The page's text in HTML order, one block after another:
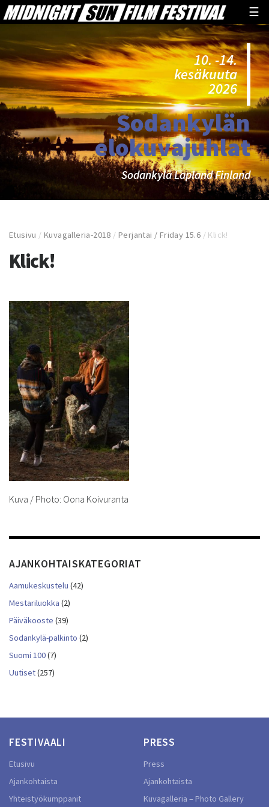
☰
10. -14.
kesäkuuta
2026
Sodankylän
elokuvajuhlat
Sodankylä Lapland Finland
Etusivu /Kuvagalleria-2018 /Perjantai / Friday 15.6 / Klick!
Klick!
Kuva / Photo: Oona Koivuranta
AJANKOHTAISKATEGORIAT
Aamukeskustelu (42)
Mestariluokka (2)
Päiväkooste (39)
Sodankylä-palkinto (2)
Suomi 100(7)
Uutiset(257)
FESTIVAALI
Etusivu
Ajankohtaista
Yhteistyökumppanit
PRESS
Press
Ajankohtaista
Kuvagalleria – Photo Gallery